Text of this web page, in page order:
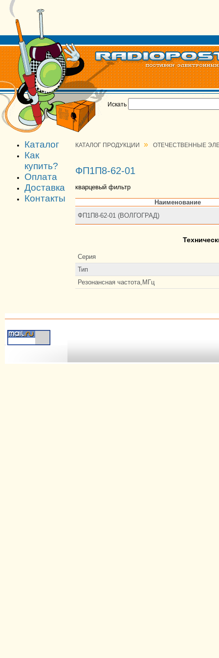
Искать
Каталог
Как
купить?
Оплата
Доставка
Контакты
КАТАЛОГ ПРОДУКЦИИ » ОТЕЧЕСТВЕННЫЕ
ФП1П8-62-01
кварцевый фильтр
Наименование
ФП1П8-62-01 (ВОЛГОГРАД)
Серия
Тип
Резонансная частота,МГц